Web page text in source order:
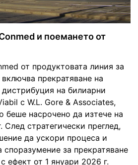
и поемането от
от продуктовата линия за
прекратяване на
на билиарни
с W.L. Gore & Associates,
беше насрочено да изтече на
След стратегически преглед,
да ускори процеса и
за прекратяване
ефект от 1 януари 2026 г.